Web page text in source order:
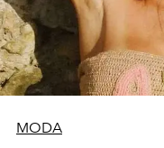
MODA